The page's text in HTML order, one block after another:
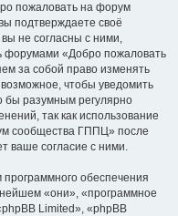
пожаловать на форум
подтверждаете своё
не согласны с ними,
форумами «Добро пожаловать
за собой право изменять
чтобы уведомить
бы разумным регулярно
так как использование
сообщества ГППЦ» после
ваше согласие с ними.
обеспечения
«они», «программное
Limited», «phpBB